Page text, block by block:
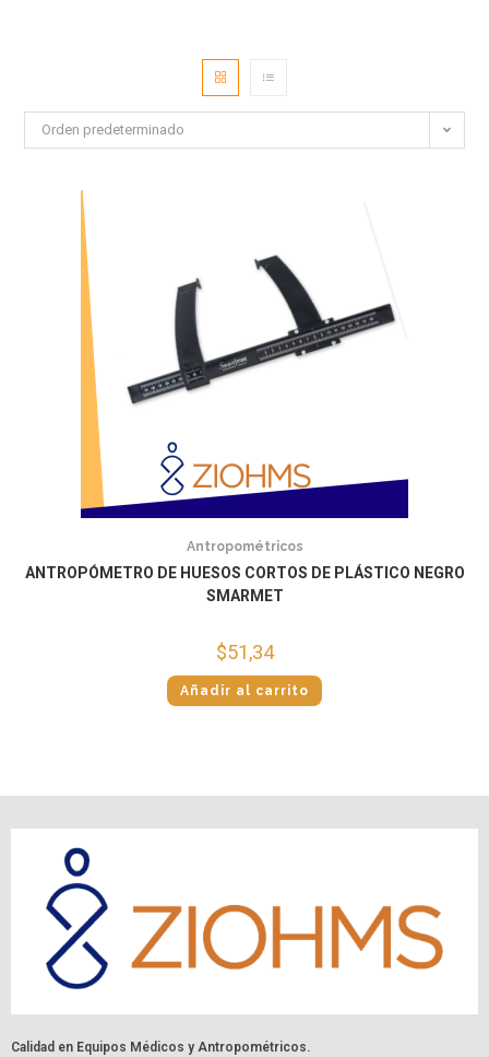
Orden predeterminado
Antropométricos
ANTROPÓMETRO DE HUESOS CORTOS DE PLÁSTICO NEGRO
SMARMET
$51,34
Añadir al carrito
Calidad en Equipos Médicos y Antropométricos.